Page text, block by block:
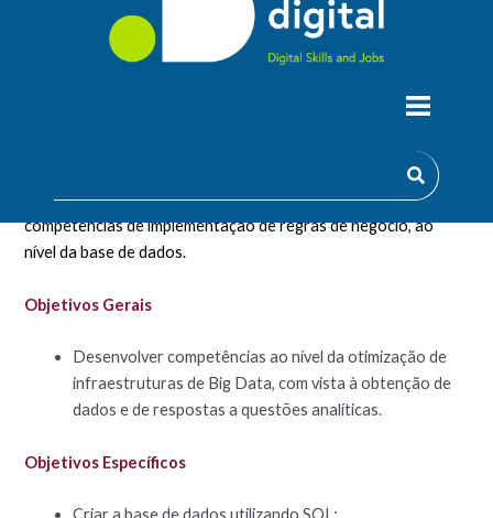
COMO CONSTRUIR INFRAESTRUTURAS
O curso permitirá trabalhar a SQL como uma linguagem de
interface e manipulação de dados, permitindo desenvolver
competências de implementação de regras de negócio, ao
nível da base de dados.
Objetivos Gerais
Desenvolver competências ao nível da otimização de
infraestruturas de Big Data, com vista à obtenção de
dados e de respostas a questões analíticas.
Objetivos Específicos
Criar a base de dados utilizando SQL;